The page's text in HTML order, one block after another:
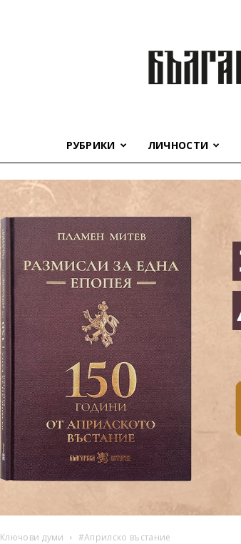
РУБРИКИ ЛИЧНОСТИ
Ключови думи #Априлско въстание